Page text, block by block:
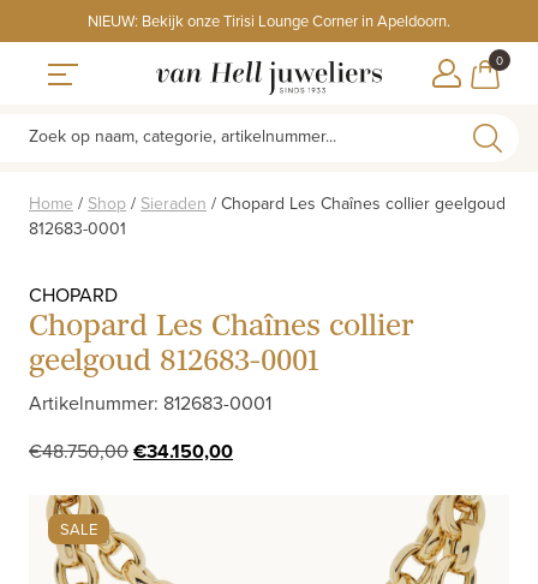
to
content
NIEUW: Bekijk onze Tirisi Lounge Corner in Apeldoorn.
0
Zoek op naam, categorie, artikelnummer...
Home / Shop / Sieraden / Chopard Les Chaînes collier geelgoud
812683-0001
CHOPARD
Chopard Les Chaînes collier
geelgoud 812683-0001
Artikelnummer: 812683-0001
€48.750,00Oorspronkelijke
€48.750,00.
€34.150,00Huidige
SALE